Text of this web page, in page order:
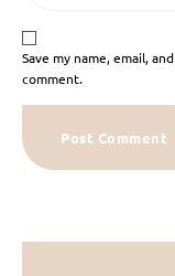
Save my name, email,
comment.